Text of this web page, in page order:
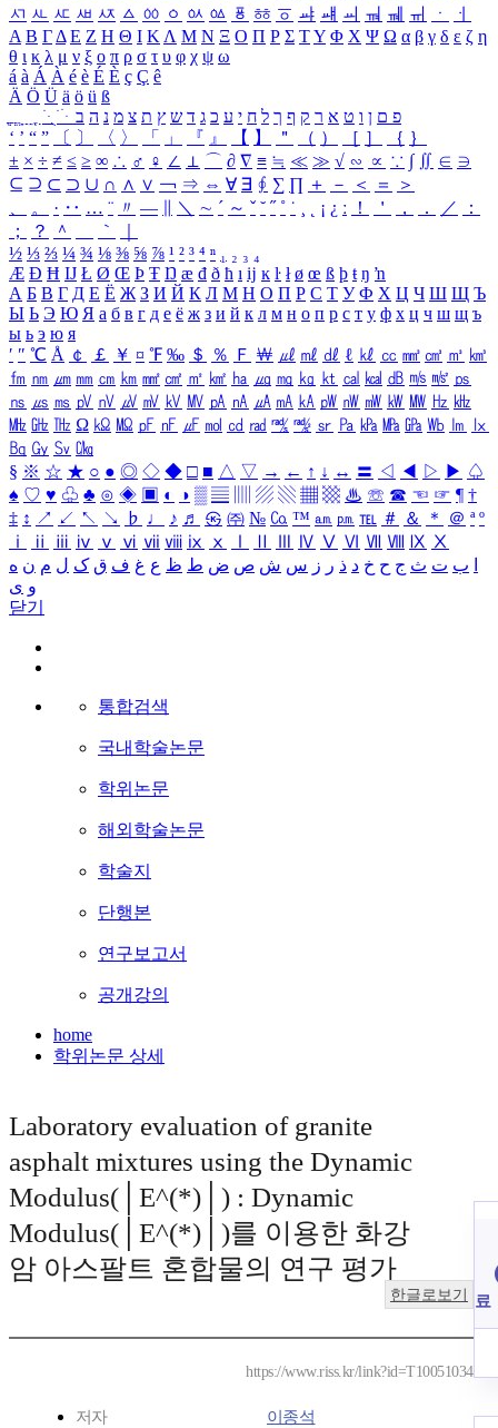
ㅺ ㅻ ㅼ ㅽ ㅾ ㅿ ㆀ ㆁ ㆂ ㆃ ㆄ ㆅ ㆆ ㆇ ㆈ ㆉ ㆊ ㆋ ㆌ ㆍ
ㆎ
Α Β ΓΔ Ε Ζ Η Θ Ι ΚΛ Μ Ν Ξ Ο Π Ρ Σ ΤΥ Φ Χ Ψ Ω α β γ δ ε ζ η
θ ι κ λ μ ν ξ ο π ρ σ τ υ φ χ ψ ω
á à Á À é è É È ç Ç ê
Ä Ö Ü ä ö ü ß
ִֶֹ ֻּ ׁׂ פ ם ן ו ט א ר ק ף ך ל ח י ע כ ג ד ש ץ ת צ מ נ ה ב
‘ ’ “ ” 〔 〕 〈 〉 「 」 『 』 【 】 ＂ （ ） ［ ］ ｛ ｝
± × ÷ ≠ ≤ ≥ ∞ ∴ ♂ ♀ ∠ ⊥ ⌒ ∂ ∇ ≡ ≒ ≪ ≫ √ ∽ ∝ ∵ ∫ ∬ ∈ ∋
⊆ ⊇ ⊂ ⊃ ∪ ∩ ∧ ∨ ￢ ⇒ ⇔ ∀ ∃ ∮ ∑ ∏ ＋ － ＜ ＝
＞
、
。 · ‥ … ¨ 〃 ― ＼ ∼ ´ ～ ˇ ˘ ˝ ˚ ˙ ¸ ¡ ¿ ː ！ ＇ ， ． ／
：
；
？ ＾ ｀
½ ⅓ ⅔ ¼ ¾ ⅛ ⅜ ⅝ ⅞ ¹ ² ³ ⁴ ⁿ ₁ ₂ ₃ ₄
Æ Ð Ħ Ĳ Ł Ø Œ Þ Ŧ Ŋ æ đ ð ħ ı ĳ ĸ ŀ ł ø œ ß þ ŧ ŋ ŉ
А Б В Г Д Е Ё Ж З И Й К Л М Н О П Р С Т У Ф Х Ц Ч Ш Щ Ъ
Ы Ь Э Ю Я а б в г д е ё ж з и й к л м н о п р с т у ф х ц ч ш щ ъ
ы ь э ю я
′ ″ ℃ Å ￠ ￡ ￥ ¤ ℉ ‰ ＄ ％ Ｆ ￦ ㎕ ㎖ ㎗ ℓ ㎘ ㏄ ㎣ ㎤ ㎥ ㎦
㎙ ㎚ ㎛ ㎜ ㎝ ㎞ ㎟ ㎠ ㎡ ㎢ ㏊ ㎍ ㎎ ㎏ ㏏ ㎈ ㎉ ㏈ ㎧ ㎨ ㎰
㎱ ㎲ ㎳ ㎴ ㎵ ㎶ ㎷ ㎸ ㎹ ㎀ ㎁ ㎂ ㎃ ㎄ ㎺ ㎻ ㎽ ㎾ ㎿ ㎐ ㎑
㎒ ㎓ ㎔ Ω ㏀ ㏁ ㎊ ㎋ ㎌ ㏖ ㏅ ㎭ ㎮ ㎯ ㏛ ㎩ ㎪ ㎫ ㎬ ㏝ ㏐
㏓
㏃ ㏉ ㏜ ㏆
§ ※ ☆ ★ ○ ● ◎ ◇ ◆ □ ■ △ ▽ → ← ↑ ↓ ↔ 〓 ◁ ◀ ▷ ▶ ♤
♠ ♡ ♥ ♧ ♣ ⊙ ◈ ▣ ◐ ◑ ▒ ▤ ▨ ▧ ▦ ▩ ♨ ☏ ☎ ☜ ☞ ¶ †
‡ ↕ ↗ ↙ ↖ ↘ ♭ ♩ ♪ ♬ ㉿ ㈜ № ㏇ ™ ㏂ ㏘ ℡ ＃ ＆ ＊ ＠ ª º
ⅰ
ⅱ ⅲ ⅳ ⅴ ⅵ ⅶ ⅷ ⅸ ⅹ Ⅳ Ⅴ Ⅵ Ⅶ Ⅷ Ⅸ Ⅹ
ب ت ث ج ح خ د ذ ر ز س ش ص ض ط ظ ع غ ف ق ک ل م ن ه
و ی
닫기
통합검색
국내학술논문
학위논문
해외학술논문
학술지
단행본
연구보고서
공개강의
home
학위논문 상세
Laboratory evaluation of granite
asphalt mixtures using the Dynamic
Modulus(│E^(*)│) : Dynamic
Modulus(│E^(*)│)를 이용한 화강
암 아스팔트 혼합물의 연구 평가
한글로보기
https://www.riss.kr/link?id=T10051034
저자 이종석
료